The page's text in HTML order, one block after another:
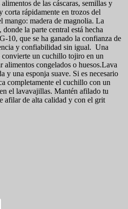
de las cáscaras, semillas y
corta rápidamente en trozos del
mango: madera de magnolia. La
la parte central está hecha
10, que se ha ganado la confianza de
y confiabilidad sin igual. Una
convierte un cuchillo tojiro en un
congelados o huesos.Lava
y una esponja suave. Si es necesario
completamente el cuchillo con un
el lavavajillas. Mantén afilado tu
afilar de alta calidad y con el grit